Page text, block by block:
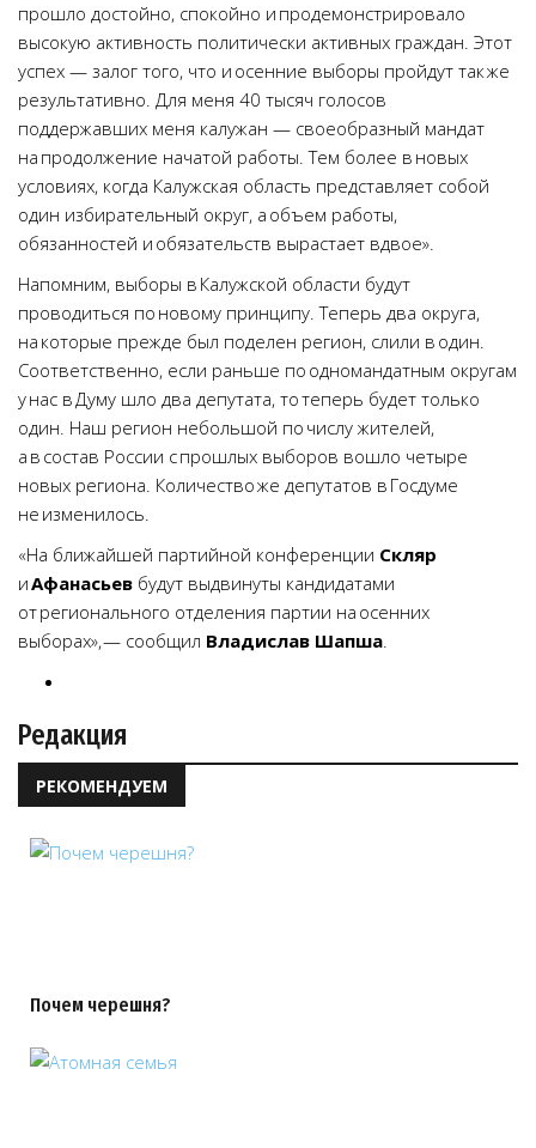
прошло достойно, спокойно и продемонстрировало
высокую активность политически активных граждан. Этот
успех — залог того, что и осенние выборы пройдут так же
результативно. Для меня 40 тысяч голосов
поддержавших меня калужан — своеобразный мандат
на продолжение начатой работы. Тем более в новых
условиях, когда Калужская область представляет собой
один избирательный округ, а объем работы,
обязанностей и обязательств вырастает вдвое».
Напомним, выборы в Калужской области будут
проводиться по новому принципу. Теперь два округа,
на которые прежде был поделен регион, слили в один.
Соответственно, если раньше по одномандатным округам
у нас в Думу шло два депутата, то теперь будет только
один. Наш регион небольшой по числу жителей,
а в состав России с прошлых выборов вошло четыре
новых региона. Количество же депутатов в Госдуме
не изменилось.
«На ближайшей партийной конференции Скляр
иАфанасьев будут выдвинуты кандидатами
от регионального отделения партии на осенних
выборах», — сообщил Владислав Шапша.
Редакция
РЕКОМЕНДУЕМ
Почем черешня?